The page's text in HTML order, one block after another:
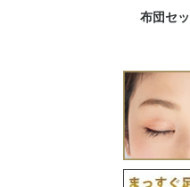
布団セ
羽毛布
小さい
大きい
掛け布
敷布団